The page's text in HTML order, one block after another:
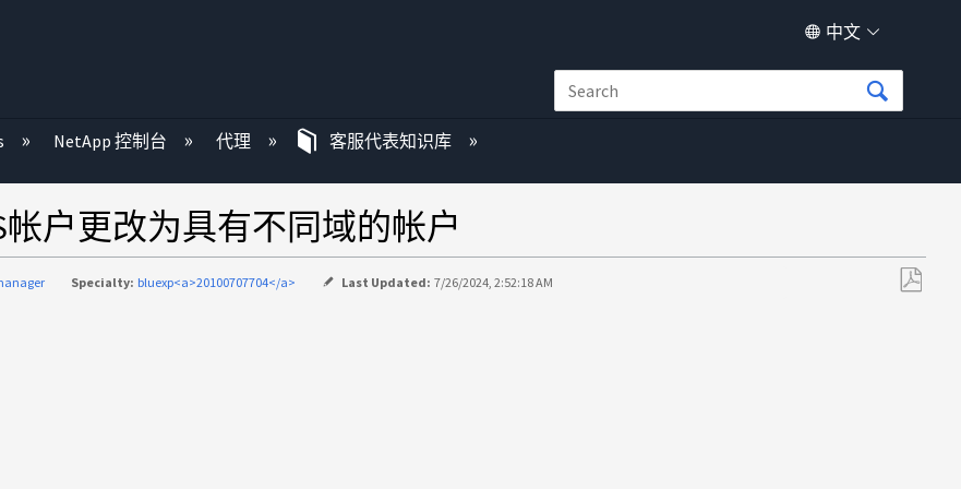
中文
NetApp 控制台 代理 客服代表知识库
户更改为具有不同域的帐户
Specialty: bluexp<a>20100707704</a> Last Updated: 7/26/2024, 2:52:18 AM